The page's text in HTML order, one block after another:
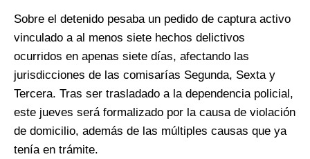
Sobre el detenido pesaba un pedido de captura activo
vinculado a al menos siete hechos delictivos
ocurridos en apenas siete días, afectando las
jurisdicciones de las comisarías Segunda, Sexta y
Tercera. Tras ser trasladado a la dependencia policial,
este jueves será formalizado por la causa de violación
de domicilio, además de las múltiples causas que ya
tenía en trámite.